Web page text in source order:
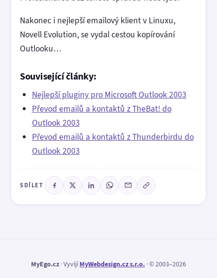
Nakonec i nejlepší emailový klient v Linuxu,
Novell Evolution, se vydal cestou kopírování
Outlooku…
Související články:
Nejlepší pluginy pro Microsoft Outlook 2003
Převod emailů a kontaktů z TheBat! do
Outlook 2003
Převod emailů a kontaktů z Thunderbirdu do
Outlook 2003
SDÍLET
MyEgo.cz · VyvíjíMyWebdesign.cz s.r.o. · © 2003–2026